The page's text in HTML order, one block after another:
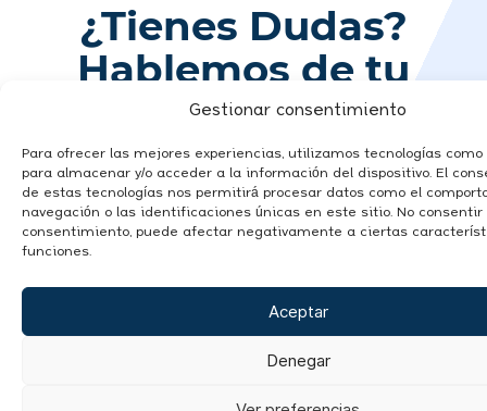
Gestionar consentimiento
Para ofrecer las mejores experiencias, utilizamos tecnologías como
para almacenar y/o acceder a la información del dispositivo. El
de estas tecnologías nos permitirá procesar datos como el
navegación o las identificaciones únicas en este sitio. No
consentimiento, puede afectar negativamente a ciertas
funciones.
Aceptar
Denegar
¿Tienes Dudas?
Hablemos de tu
proyecto